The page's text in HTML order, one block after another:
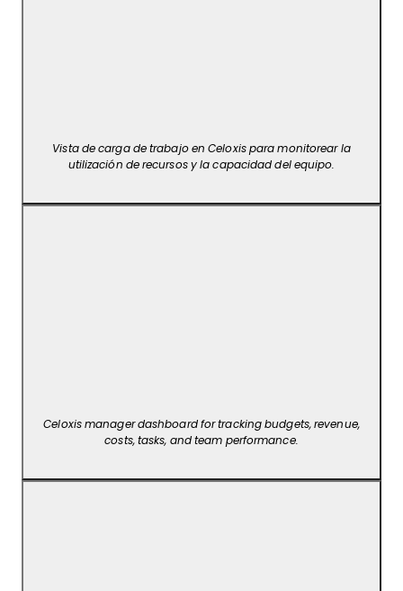
Vista de carga de trabajo en Celoxis para monitorear la
utilización de recursos y la capacidad del equipo.
Celoxis manager dashboard for tracking budgets, revenue,
costs, tasks, and team performance.